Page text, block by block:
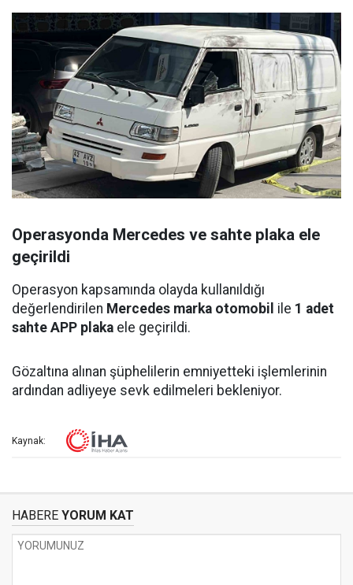
Operasyonda Mercedes ve sahte plaka ele
geçirildi
Operasyon kapsamında olayda kullanıldığı
değerlendirilen Mercedes marka otomobil ile 1 adet
sahte APP plaka ele geçirildi.
Gözaltına alınan şüphelilerin emniyetteki işlemlerinin
ardından adliyeye sevk edilmeleri bekleniyor.
Kaynak:
HABERE YORUM KAT